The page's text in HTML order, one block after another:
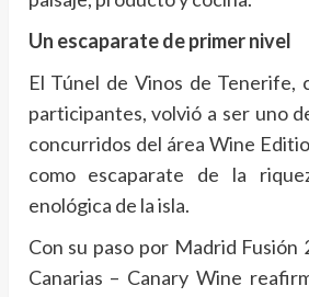
Un escaparate de primer nivel
El Túnel de Vinos de Tenerife,
participantes, volvió a ser uno
concurridos del área Wine
como escaparate de la
enológica de la isla.
Con su paso por Madrid Fusión
Canarias – Canary Wine